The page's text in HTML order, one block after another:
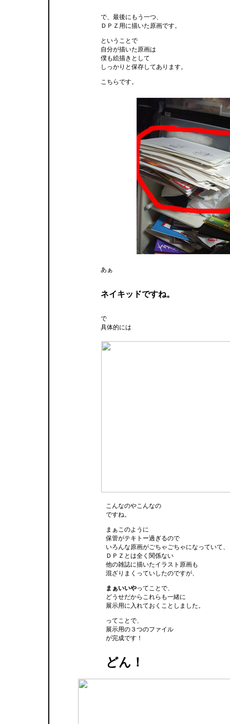
で、最後にもう一つ、
ＤＰＺ用に描いた原画です。
ということで
自分が描いた原画は
僕も絵描きとして
しっかりと保存してあります。
こちらです。
あぁ
ネイキッドですね。
で
具体的には
こんなのやこんなの
ですね。
まぁこのように
保管がテキトー過ぎるので
いろんな原画がごちゃごちゃになっていて、
ＤＰＺとは全く関係ない
他の雑誌に描いたイラスト原画も
混ざりまくっていしたのですが、
まぁいいやってことで、
どうせだからこれらも一緒に
展示用に入れておくことしました。
ってことで、
展示用の３つのファイル
が完成です！
どん！